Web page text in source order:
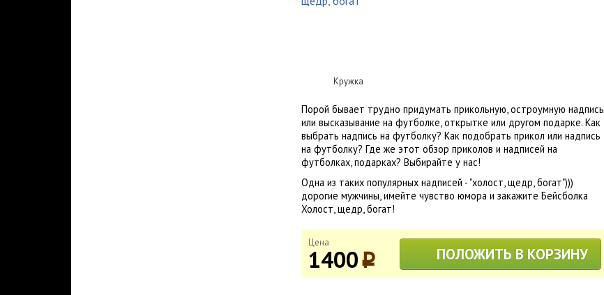
Кружка
Порой бывает трудно придумать прикольную, остроумную надпись
или высказывание на футболке, открытке или другом подарке. Как
выбрать надпись на футболку? Как подобрать прикол или надпись
на футболку? Где же этот обзор приколов и надписей на
футболках, подарках? Выбирайте у нас!
Одна из таких популярных надписей - "холост, щедр, богат")))
дорогие мужчины, имейте чувство юмора и закажите Бейсболка
Холост, щедр, богат!
Цена
1400p ПОЛОЖИТЬ В КОРЗИНУ